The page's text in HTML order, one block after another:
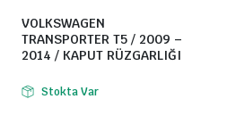
VOLKSWAGEN
TRANSPORTER T5 / 2009 –
2014 / KAPUT RÜZGARLIĞI
Stokta Var